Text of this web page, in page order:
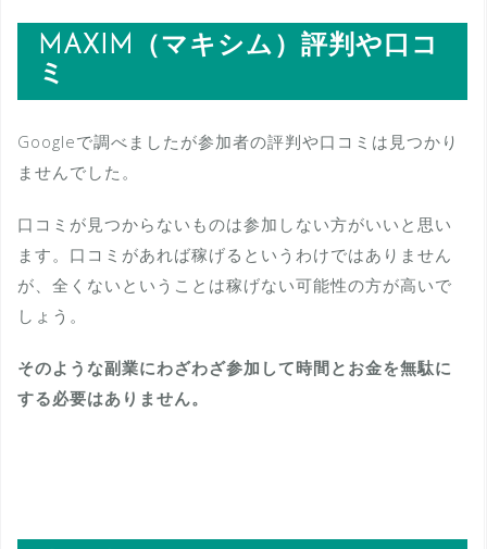
MAXIM（マキシム）評判や口コ
ミ
Googleで調べましたが参加者の評判や口コミは見つかり
ませんでした。
口コミが見つからないものは参加しない方がいいと思い
ます。口コミがあれば稼げるというわけではありません
が、全くないということは稼げない可能性の方が高いで
しょう。
そのような副業にわざわざ参加して時間とお金を無駄に
する必要はありません。